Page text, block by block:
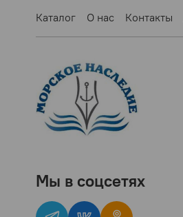
Каталог О нас Контакты
Мы в соцсетях